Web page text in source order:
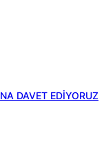
DAVET EDİYORUZ